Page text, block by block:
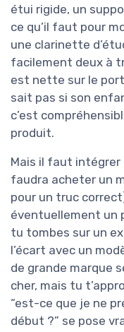
étui rigide, un
ce qu’il faut pour
une clarinette
facilement deux à
est nette sur le
sait pas si son
c’est
produit.
Mais il faut intégrer
faudra acheter un
pour un truc
éventuellement un
tu tombes sur un
l’écart avec un
de grande marque
cher, mais tu
“est-ce que je ne
début ?” se pose